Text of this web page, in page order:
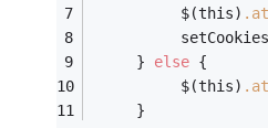
          $(this)
     }
else {
          $(this)
     }